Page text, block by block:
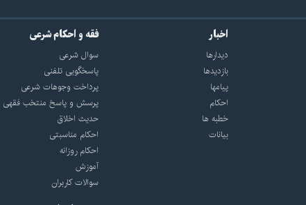
اخبار
دیدارها
بازديدها
پيامها
احكام
خطبه ها
بیانات
فقه و احکام شرعی
سوال شرعی
پاسخگویی تلفنی
پرداخت وجوهات شرعی
پرسش و پاسخ منتخب فقهی
حدیث اخلاق
احکام مناسبتی
احکام روزانه
آموزش
سوالات کاربران